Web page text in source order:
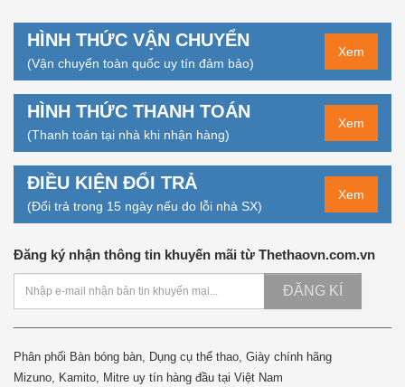
HÌNH THỨC VẬN CHUYỂN
(Vận chuyển toàn quốc uy tín đảm bảo)
Xem
HÌNH THỨC THANH TOÁN
(Thanh toán tại nhà khi nhận hàng)
Xem
ĐIỀU KIỆN ĐỔI TRẢ
(Đổi trả trong 15 ngày nếu do lỗi nhà SX)
Xem
Đăng ký nhận thông tin khuyến mãi từ Thethaovn.com.vn
ĐĂNG KÍ
Phân phối Bàn bóng bàn, Dụng cụ thể thao, Giày chính hãng
Mizuno, Kamito, Mitre uy tín hàng đầu tại Việt Nam